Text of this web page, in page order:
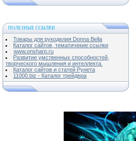
ПОЛЕЗНЫЕ ССЫЛКИ
Товары для рукоделия Donna Bella
Каталог сайтов, тематичекие ссылки
www.onsharp.ru
Развитие умственных способностей,
творческого мышления и интеллекта.
Каталог сайтов и статей Рунета
11000.biz - Каталог трейдера